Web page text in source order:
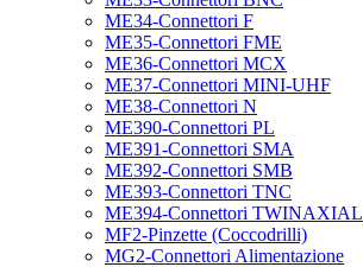
ME34-Connettori F
ME35-Connettori FME
ME36-Connettori MCX
ME37-Connettori MINI-UHF
ME38-Connettori N
ME390-Connettori PL
ME391-Connettori SMA
ME392-Connettori SMB
ME393-Connettori TNC
ME394-Connettori TWINAXIAL
MF2-Pinzette (Coccodrilli)
MG2-Connettori Alimentazione